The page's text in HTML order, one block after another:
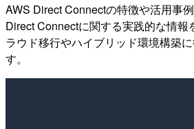
AWS Direct Connectの特徴や活用事例
Direct Connectに関する実践的な情報
ラウド移行やハイブリッド環境構築
す。